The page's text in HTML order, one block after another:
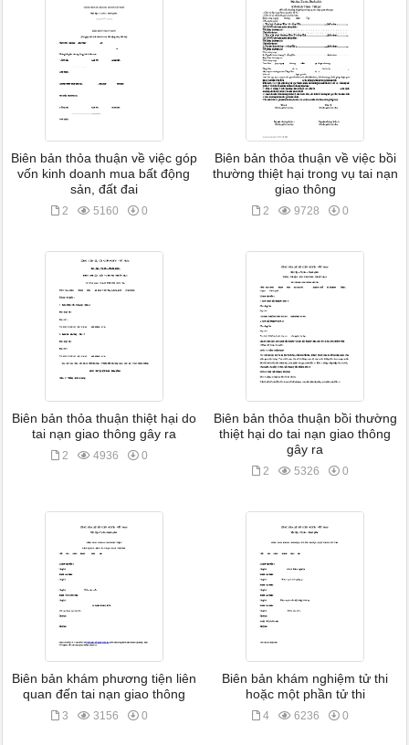
Biên bản thỏa thuận về việc góp
vốn kinh doanh mua bất động
sản, đất đai
2 5160 0
Biên bản thỏa thuận về việc bồi
thường thiệt hại trong vụ tai nạn
giao thông
2 9728 0
Biên bản thỏa thuận thiệt hại do
tai nạn giao thông gây ra
2 4936 0
Biên bản thỏa thuận bồi thường
thiệt hại do tai nạn giao thông
gây ra
2 5326 0
Biên bản khám phương tiện liên
quan đến tai nạn giao thông
3 3156 0
Biên bản khám nghiệm tử thi
hoặc một phần tử thi
4 6236 0